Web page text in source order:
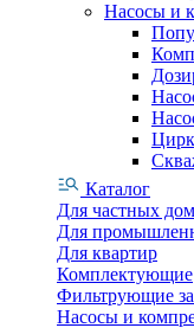
Насосы и
Каталог
Для частных
Для
Для квартир
Комплектующие
Фильтрующие
Насосы и